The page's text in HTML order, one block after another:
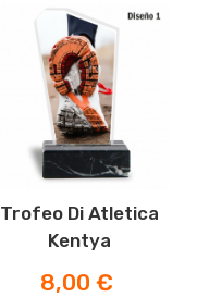
Trofeo Di Atletica
Kentya
Prezzo
8,00 €